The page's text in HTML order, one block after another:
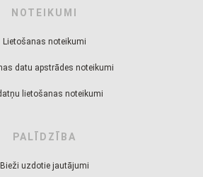
NOTEIKUMI
Lietošanas noteikumi
datu apstrādes noteikumi
lietošanas noteikumi
PALĪDZĪBA
Bieži uzdotie jautājumi